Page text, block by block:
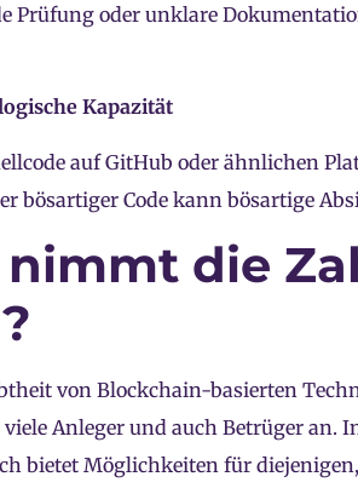
Prüfung oder unklare
Kapazität
auf GitHub oder ähnlichen
bösartiger Code kann bösartige
die
von Blockchain-basierten
Anleger und auch Betrüger an.
bietet Möglichkeiten für